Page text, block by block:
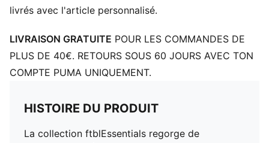
livrés avec l'article personnalisé.
LIVRAISON GRATUITE POUR LES COMMANDES DE
PLUS DE 40€. RETOURS SOUS 60 JOURS AVEC TON
COMPTE PUMA UNIQUEMENT.
HISTOIRE DU PRODUIT
La collection ftblEssentials regorge de